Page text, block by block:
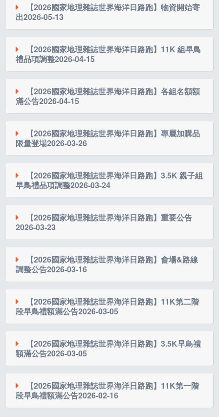
實環保：
＊鼓勵大家自備重複性雨衣或防水外套，減少一次性塑
膠雨衣垃圾。
＊下雨可能導致路面濕滑，請跑者們注意腳步、安全第
若因不可抗力因素有任何活動異動，皆以官方網站最新
公告為準。期待當天與大家一起熱血為海洋而跑！
賽前物資已全數完成包裝寄出，以下網址可查詢物流進
度
請有加購以下商品的跑者留意，
【紀念衣保袋】 及【紀念魟魚擦手巾】將採獨立物流
送方式，不會與參賽物資一同寄送
寄送時間：預計於 6 月 1 日至 6 月 5 日 依訂單順序陸續
出貨。
已收到物資的跑友，若發現物資有短缺、破損等情形；
8772-1035進行確認，感謝您的配合！
※有關跑衣樣式更換詳細辦法，請參考置頂公告
6/14，讓我們用雙腳跑出對海洋的承諾，將理念轉化為
行動 ！
【2026國家地理雜誌世界海洋日路跑】物資開始寄
出2026-05-13
賽前物資將於今(5/21)日陸續包裝寄出，待全數寄出以後
將提供網址供跑者查詢物流進度
【紀念衣保袋】 及【紀念魟魚擦手巾】將採獨立物流寄
送方式，不會與參賽物資一同寄送
寄送時間：預計於 6 月 1 日至 6 月 5 日 依訂單順序陸續
出貨。
已收到物資的跑友，若發現物資有短缺、破損等情形；
或於公告全數寄出後，6月10日中午12時前仍未收到物
合！
※紀念跑衣皆為訂製，若無重大瑕疵，經報名確定
6/14，讓我們用雙腳跑出對海洋的承諾，將理念轉化為
行動 ！
【2026國家地理雜誌世界海洋日路跑】11K 組早鳥
禮品項調整2026-04-15
感謝大家對「2026 國家地理雜誌世界海洋日路跑」的熱
應商原料交期影響，主辦單位已緊急協調異動。為確保
每位符合資格的跑友皆能順利領取贈品，相關調整說明
如下：
1.調整品項說明
原定【叮寧】涼感小黑蚊防蚊液90ml (價值 299 元) 共
【叮寧】涼感小黑蚊防蚊液90ml (價值 299 元)：共
1,418 瓶
【叮寧】小黑蚊超長效防蚊液90ml (價值 299 元)：共 82
瓶
2.正常供應品項
雙，此品項供應正常，將依原定計畫發送，不作任何更
動。
對於此次防蚊液品項的微調，我們深感抱歉，也誠摯感
謝各位跑友的體諒與包容。主辦單位將持續把關賽事品
質，期待在活動現場與各位大朋友、小朋友共同為海洋
【2026國家地理雜誌世界海洋日路跑】各組名額額
滿公告2026-04-15
很榮幸的跟大家宣布，本次 2026國家地理雜誌世界海洋
感謝所有支持永續海洋、以行動守護海洋的跑友們的熱
烈支持！
【2026國家地理雜誌世界海洋日路跑】專屬加購品
限量登場2026-03-26
感謝跑友們對「世界海洋日路跑」的支持！報名期間特
別推出兩款活動限量單品供跑友加購，打造專屬紀念裝
【紀念衣保袋(價值1,880)】
● 多場域背法，輕鬆切換後背、肩背、手提
● DuraTuff™防潑水耐磨布料：應付城市通勤與戶外
需求
● PackEase™專屬收納空間：內6外2+底部汙衣區，
分類乾淨有序
● 尺寸：37x22cm(底部長寬)；38cm(高)；60cm(拉鍊
寬)；35/50cm(提繩)；43-80cm(背繩)、重量：約
● 跑友線上加購特惠價1,680元
【2026國家地理雜誌世界海洋日路跑】3.5K 親子組
早鳥禮品項調整2026-03-24
親愛的跑友們，大家好：
（價值 299 元），因近期美伊局勢影響，導致全球原物
料供應鏈中斷，海外原料供應商無法如期交貨。
為確保每位早鳥報名的跑友權益，主辦單位經緊急協
調，決定將該項禮品調整為同品牌且同價值的環保清潔
產品，由衷感謝您的體諒。
調整品項如下：
【清淨海】環保洗衣膠囊 / 洗衣球 8g*15顆 (價值 299
元)
【2026國家地理雜誌世界海洋日路跑】重要公告
2026-03-23
「2026國家地理雜誌世界海洋日路跑」徵求報到處登
記、補給站遞水人員，每日薪資新台幣3,500元」等內
外公開徵工作人員
有關「2026國家地理雜誌世界海洋日路跑」之活動資
訊，包含活動內容、最新消息等相關公告，皆經由國家
地理雜誌、頭城鎮公所、大石國際文化有限公
司、中華民國健康運動銀行促進協會、驊采整合
行銷股份有限公司發布於活動官方網站、筆記報名網
或宜蘭縣頭城鎮公所官方網站(包含FB粉絲專頁)，請勿
相信任一社群平台非經由官方發布之假消息，避免受騙
【2026國家地理雜誌世界海洋日路跑】會場&路線
調整公告2026-03-16
各位跑者朋友們，大家好！
感謝大家對 「2026 國家地理雜誌世界海洋日路跑」 的
熱情支持。為了提供更完善的活動體驗，本活動在頭城
場】，我們將能運用更廣闊的場域，並加入在地的特色
補給資源及系列活動體驗，為所有跑者打造一場優質的
因應主會場變更，賽事路線將進行微調，每組公里數維
持不變。詳細路線圖及交通接駁資訊已同步更新於活動
官網與活動簡章，敬請跑友持續關注。
【2026國家地理雜誌世界海洋日路跑】11K第二階
段早鳥禮額滿公告2026-03-05
親愛的跑友們，
我們很高興地宣布，11K組第二階段的早鳥禮-【叮寧】
涼感小黑蚊防蚊液90ml 已於3/14正式額滿！感謝大家的
【2026國家地理雜誌世界海洋日路跑】3.5K早鳥禮
額滿公告2026-03-05
親愛的跑友們，
我們很高興地宣布，3.5K組的早鳥禮-【diadora】冰織
涼感運動巾(灰/藍) 已於3/5正式額滿！感謝大家的熱烈支
【2026國家地理雜誌世界海洋日路跑】11K第一階
段早鳥禮額滿公告2026-02-16